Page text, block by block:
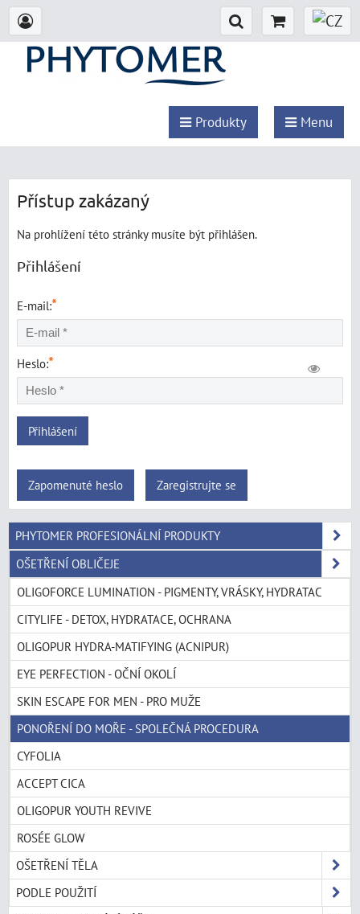
Produkty Menu
Přístup zakázaný
Na prohlížení této stránky musíte být přihlášen.
Přihlášení
E-mail:*
Heslo:*
Přihlášení
Zapomenuté heslo Zaregistrujte se
PHYTOMER PROFESIONÁLNÍ PRODUKTY
OŠETŘENÍ OBLIČEJE
OLIGOFORCE LUMINATION - PIGMENTY, VRÁSKY, HYDRATAC
CITYLIFE - DETOX, HYDRATACE, OCHRANA
OLIGOPUR HYDRA-MATIFYING (ACNIPUR)
EYE PERFECTION - OČNÍ OKOLÍ
SKIN ESCAPE FOR MEN - PRO MUŽE
PONOŘENÍ DO MOŘE - SPOLEČNÁ PROCEDURA
CYFOLIA
ACCEPT CICA
OLIGOPUR YOUTH REVIVE
ROSÉE GLOW
OŠETŘENÍ TĚLA
PODLE POUŽITÍ